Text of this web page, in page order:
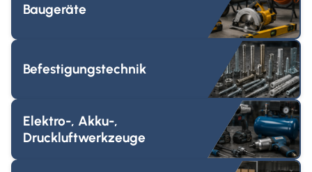
Baugeräte
Befestigungstechnik
Elektro-, Akku-,
Druckluftwerkzeuge